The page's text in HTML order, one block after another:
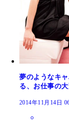
夢のようなキ
る、お仕事の
2014年11月14日